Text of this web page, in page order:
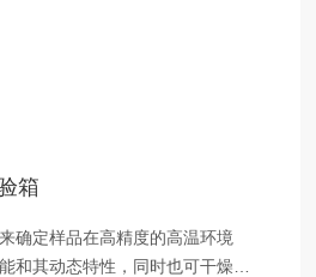
箱
确定样品在高精度的高温环境
和其动态特性，同时也可干燥烘